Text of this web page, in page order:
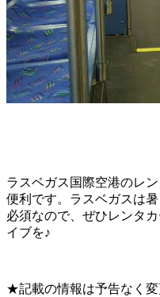
ラスベガス国際空港のレ
便利です。ラスベガスは
必須なので、ぜひレンタ
イブを♪
★記載の情報は予告なく変